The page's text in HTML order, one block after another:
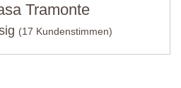
Tramonte
(17 Kundenstimmen)